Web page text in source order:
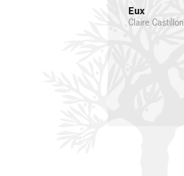
Eux
Claire Castillon